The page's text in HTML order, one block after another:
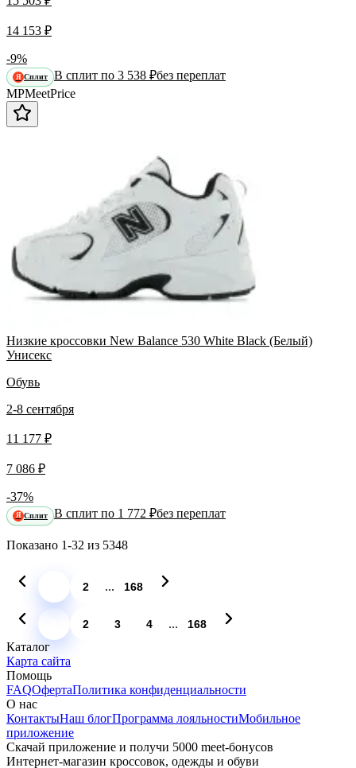
14 153 ₽
-9%
Я Сплит В сплит по 3 538 ₽без переплат
MPMeetPrice
Низкие кроссовки New Balance 530 White Black (Белый)
Унисекс
Обувь
2-8 сентября
11 177 ₽
7 086 ₽
-37%
Я Сплит В сплит по 1 772 ₽без переплат
Показано 1-32 из 5348
2 ... 168
2 3 4 ... 168
Каталог
Карта сайта
Помощь
FAQОфертаПолитика конфиденциальности
О нас
КонтактыНаш блогПрограмма лояльностиМобильное
приложение
Скачай приложение и получи 5000 meet-бонусов
Интернет-магазин кроссовок, одежды и обуви